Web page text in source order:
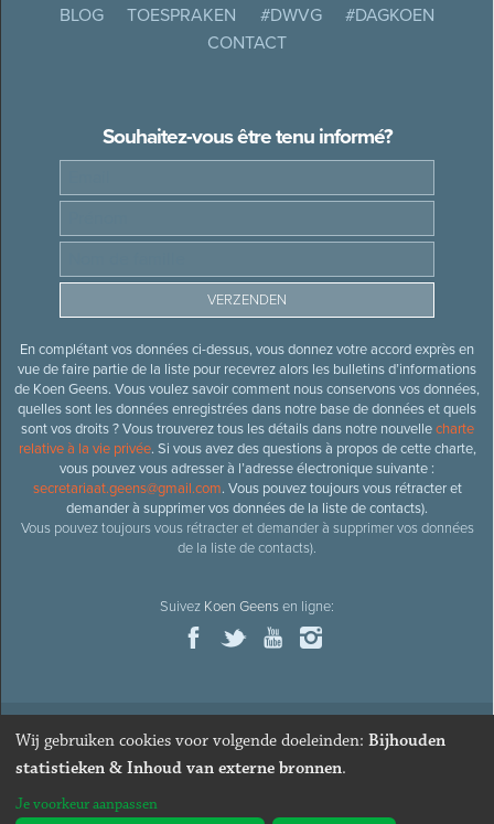
BLOG
TOESPRAKEN #DWVG
#DAGKOEN
CONTACT
Souhaitez-vous être tenu informé?
En complétant vos données ci-dessus, vous donnez votre accord exprès en
vue de faire partie de la liste pour recevrez alors les bulletins d’informations
de Koen Geens. Vous voulez savoir comment nous conservons vos données,
quelles sont les données enregistrées dans notre base de données et quels
sont vos droits ? Vous trouverez tous les détails dans notre nouvellecharte
relative à la vie privée. Si vous avez des questions à propos de cette charte,
vous pouvez vous adresser à l’adresse électronique suivante :
secretariaat.geens@gmail.com. Vous pouvez toujours vous rétracter et
demander à supprimer vos données de la liste de contacts).
Vous pouvez toujours vous rétracter et demander à supprimer vos données
de la liste de contacts).
Suivez Koen Geensen ligne:
© 2026Ancien ministre et député honoraire
Webdesign & développement par Zenjoy de Louvain
Wij gebruiken cookies voor volgende doeleinden: Bijhouden
statistieken & Inhoud van externe bronnen.
Je voorkeur aanpassen